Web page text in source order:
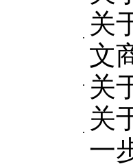
关
文
关
关
一